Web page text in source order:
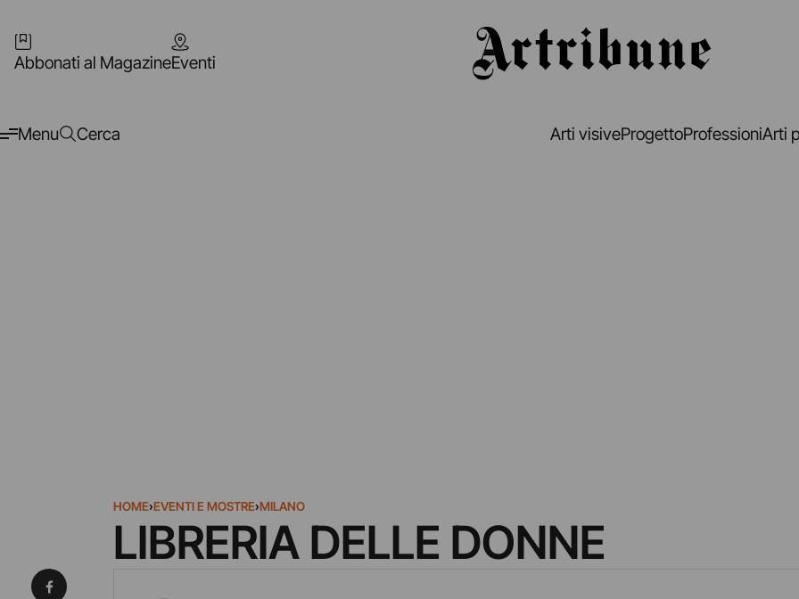
Abbonati al MagazineEventi
Menu Cerca Arti visiveProgettoProfessioniArti
HOME›EVENTI E MOSTRE›MILANO
LIBRERIA DELLE DONNE
Condividi su Facebook